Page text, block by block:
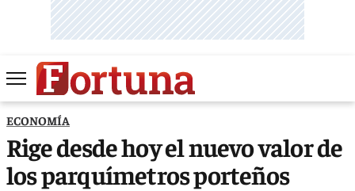
ECONOMÍA
Rige desde hoy el nuevo valor de
los parquímetros porteños